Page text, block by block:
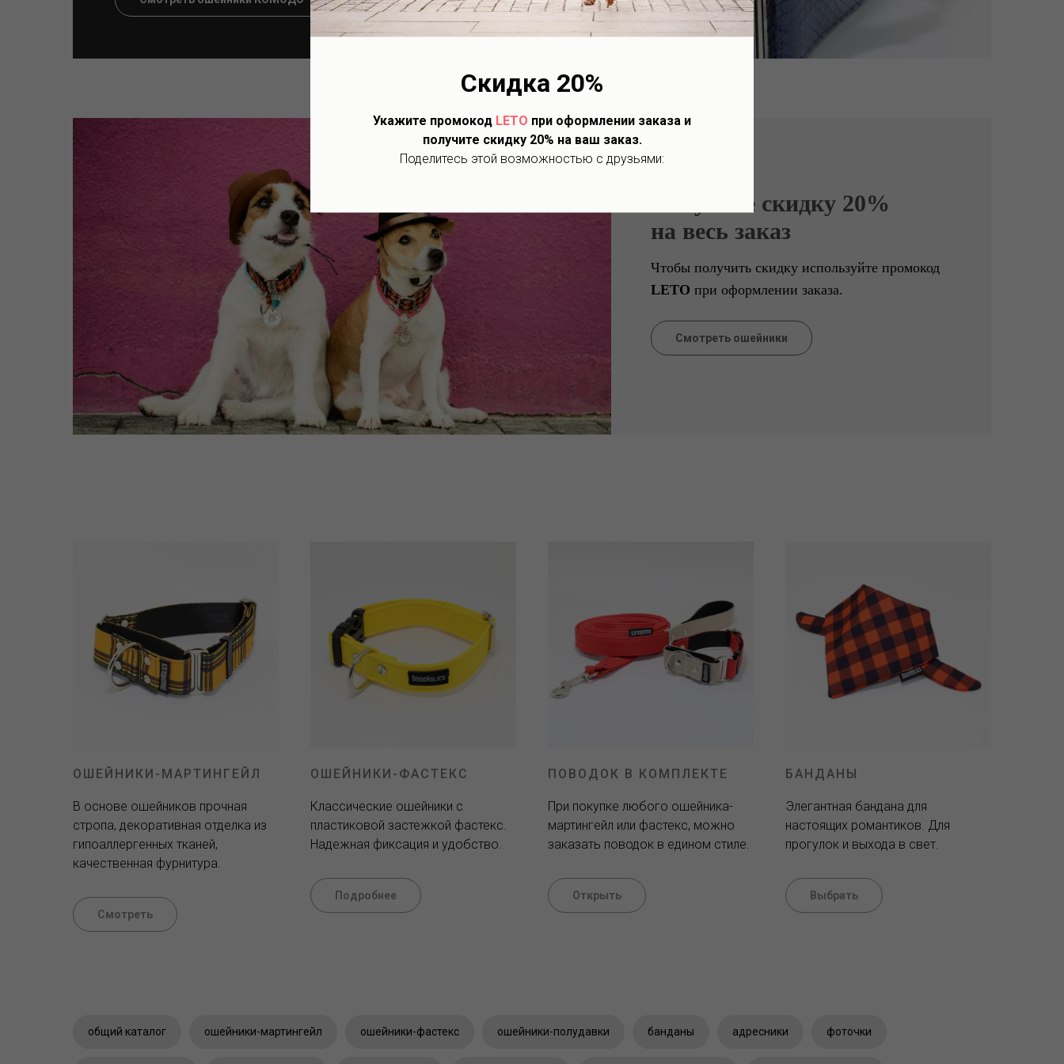
Скидка 20%
Укажите промокод LETO при оформлении заказа и
получите скидку 20% на ваш заказ.
Поделитесь этой возможностью с друзьями:
Получите скидку 20%
на весь заказ
Чтобы получить скидку используйте промокод
LETO при оформлении заказа.
Смотреть ошейники
ОШЕЙНИКИ-МАРТИНГЕЙЛ
В основе ошейников прочная
стропа, декоративная отделка из
гипоаллергенных тканей,
качественная фурнитура.
Смотреть
ОШЕЙНИКИ-ФАСТЕКС
Классические ошейники с
пластиковой застежкой фастекс.
Надежная фиксация и удобство.
Подробнее
ПОВОДОК В КОМПЛЕКТЕ
При покупке любого ошейника-
мартингейл или фастекс, можно
заказать поводок в едином стиле.
Открыть
БАНДАНЫ
Элегантная бандана для
настоящих романтиков. Для
прогулок и выхода в свет.
Выбрать
общий каталог ошейники-мартингейл ошейники-фастекс ошейники-полудавки банданы адресники фоточки